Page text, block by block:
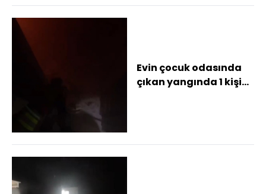
Evin çocuk odasında
çıkan yangında 1 kişi